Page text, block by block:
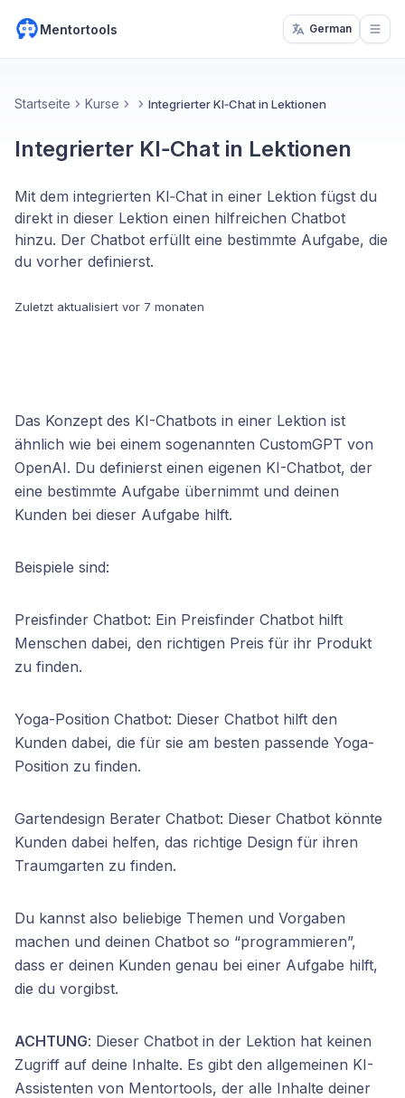
Mentortools German
Startseite Kurse Integrierter KI‑Chat in Lektionen
Integrierter KI‑Chat in Lektionen
Mit dem integrierten KI‑Chat in einer Lektion fügst du
direkt in dieser Lektion einen hilfreichen Chatbot
hinzu. Der Chatbot erfüllt eine bestimmte Aufgabe, die
du vorher definierst.
Zuletzt aktualisiert vor 7 monaten
Das Konzept des KI-Chatbots in einer Lektion ist
ähnlich wie bei einem sogenannten CustomGPT von
OpenAI. Du definierst einen eigenen KI-Chatbot, der
eine bestimmte Aufgabe übernimmt und deinen
Kunden bei dieser Aufgabe hilft.
Beispiele sind:
Preisfinder Chatbot: Ein Preisfinder Chatbot hilft
Menschen dabei, den richtigen Preis für ihr Produkt
zu finden.
Yoga-Position Chatbot: Dieser Chatbot hilft den
Kunden dabei, die für sie am besten passende Yoga-
Position zu finden.
Gartendesign Berater Chatbot: Dieser Chatbot könnte
Kunden dabei helfen, das richtige Design für ihren
Traumgarten zu finden.
Du kannst also beliebige Themen und Vorgaben
machen und deinen Chatbot so “programmieren”,
dass er deinen Kunden genau bei einer Aufgabe hilft,
die du vorgibst.
ACHTUNG: Dieser Chatbot in der Lektion hat keinen
Zugriff auf deine Inhalte. Es gibt den allgemeinen KI-
Assistenten von Mentortools, der alle Inhalte deiner